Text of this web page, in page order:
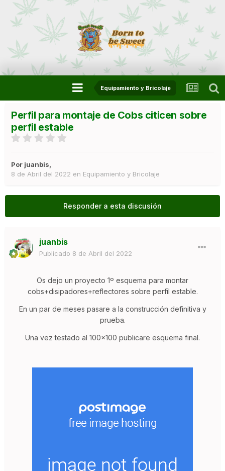
Equipamiento y Bricolaje
Perfil para montaje de Cobs citicen sobre
perfil estable
Por juanbis,
8 de Abril del 2022 en Equipamiento y Bricolaje
Responder a esta discusión
juanbis
Publicado 8 de Abril del 2022
Os dejo un proyecto 1º esquema para montar
cobs+disipadores+reflectores sobre perfil estable.
En un par de meses pasare a la construcción definitiva y
prueba.
Una vez testado al 100x100 publicare esquema final.